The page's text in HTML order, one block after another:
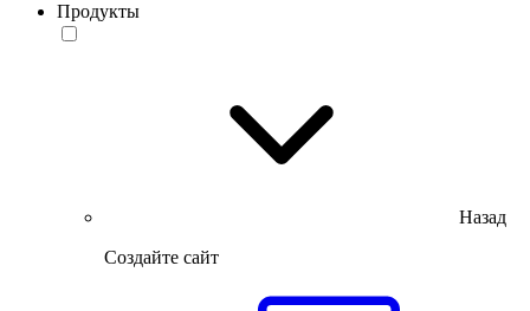
Продукты
Назад
Создайте сайт